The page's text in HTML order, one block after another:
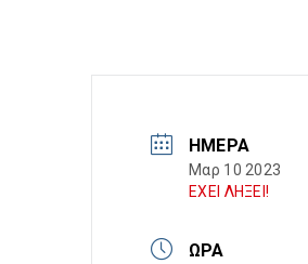
ΗΜΈΡΑ
Μαρ 10 2023
ΕΧΕΙ ΛΗΞΕΙ!
ΏΡΑ